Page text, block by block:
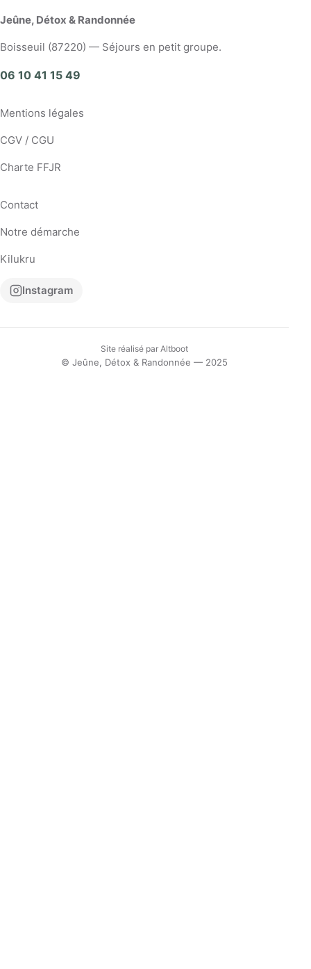
Jeûne, Détox & Randonnée
Boisseuil (87220) — Séjours en petit groupe.
06 10 41 15 49
Mentions légales
CGV / CGU
Charte FFJR
Contact
Notre démarche
Kilukru
Instagram
Site réalisé par Altboot
© Jeûne, Détox & Randonnée — 2025